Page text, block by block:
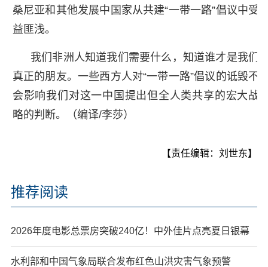
桑尼亚和其他发展中国家从共建“一带一路”倡议中受
益匪浅。
我们非洲人知道我们需要什么，知道谁才是我们
真正的朋友。一些西方人对“一带一路”倡议的诋毁不
会影响我们对这一中国提出但全人类共享的宏大战
略的判断。（编译/李莎）
【责任编辑：刘世东】
推荐阅读
2026年度电影总票房突破240亿！中外佳片点亮夏日银幕
水利部和中国气象局联合发布红色山洪灾害气象预警